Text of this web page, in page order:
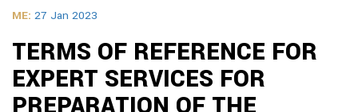
ME: 27 Jan 2023
TERMS OF REFERENCE FOR
EXPERT SERVICES FOR